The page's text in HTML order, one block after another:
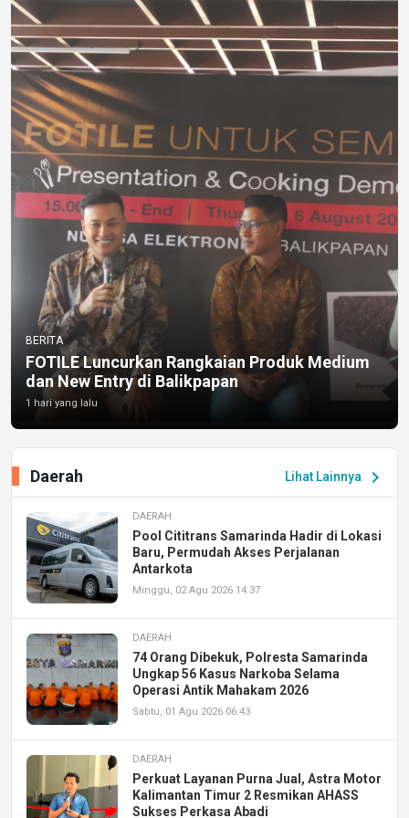
BERITA
FOTILE Luncurkan Rangkaian Produk Medium
dan New Entry di Balikpapan
1 hari yang lalu
Lihat Lainnya chevron_right
Daerah
DAERAH
Pool Cititrans Samarinda Hadir di Lokasi
Baru, Permudah Akses Perjalanan
Antarkota
Minggu, 02 Agu 2026 14:37
DAERAH
74 Orang Dibekuk, Polresta Samarinda
Ungkap 56 Kasus Narkoba Selama
Operasi Antik Mahakam 2026
Sabtu, 01 Agu 2026 06:43
DAERAH
Perkuat Layanan Purna Jual, Astra Motor
Kalimantan Timur 2 Resmikan AHASS
Sukses Perkasa Abadi